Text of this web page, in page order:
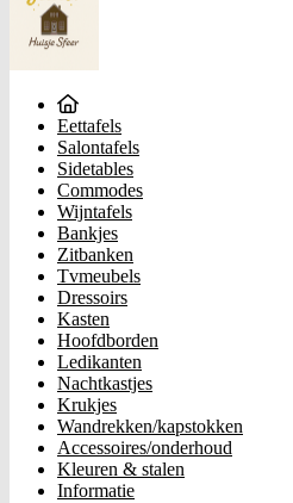
Eettafels
Salontafels
Sidetables
Commodes
Wijntafels
Bankjes
Zitbanken
Tvmeubels
Dressoirs
Kasten
Hoofdborden
Ledikanten
Nachtkastjes
Krukjes
Wandrekken/kapstokken
Accessoires/onderhoud
Kleuren & stalen
Informatie